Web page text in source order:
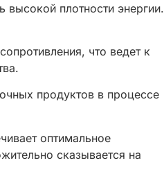
высокой плотности энергии.
что ведет к
продуктов в процессе
оптимальное
сказывается на